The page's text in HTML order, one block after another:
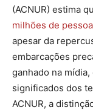
(ACNUR) estima
milhões de
apesar da
embarcações
ganhado na
significados dos
ACNUR, a